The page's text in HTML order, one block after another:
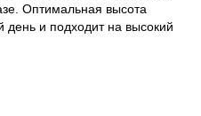
Оптимальная высота
и подходит на высокий